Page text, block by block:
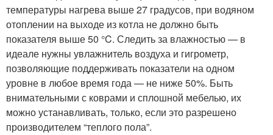
температуры нагрева выше 27 градусов, при водяном
отоплении на выходе из котла не должно быть
показателя выше 50 °C. Следить за влажностью — в
идеале нужны увлажнитель воздуха и гигрометр,
позволяющие поддерживать показатели на одном
уровне в любое время года — не ниже 50%. Быть
внимательными с коврами и сплошной мебелью, их
можно устанавливать, только, если это разрешено
производителем “теплого пола”.